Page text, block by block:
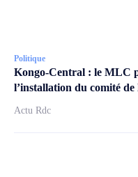
Politique
Kongo-Central : le MLC
l’installation du comité
Actu Rdc